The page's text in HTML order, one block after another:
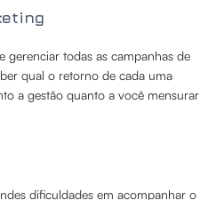
gerenciar todas as campanhas de
qual o retorno de cada uma
a gestão quanto a você mensurar
dificuldades em acompanhar o